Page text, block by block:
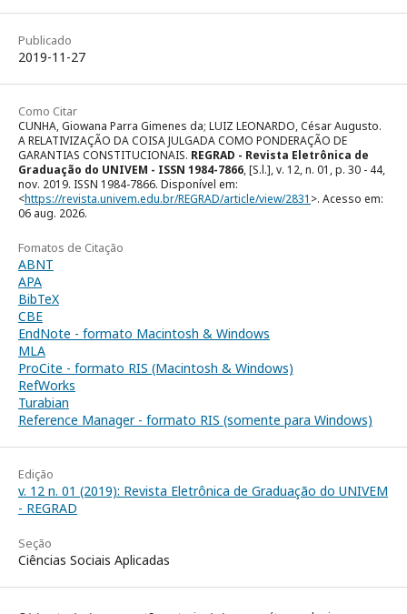
Publicado
2019-11-27
Como Citar
CUNHA, Giowana Parra Gimenes da; LUIZ LEONARDO, César Augusto.
A RELATIVIZAÇÃO DA COISA JULGADA COMO PONDERAÇÃO DE
GARANTIAS CONSTITUCIONAIS. REGRAD - Revista Eletrônica de
Graduação do UNIVEM - ISSN 1984-7866, [S.l.], v. 12, n. 01, p. 30 - 44,
nov. 2019. ISSN 1984-7866. Disponível em:
<https://revista.univem.edu.br/REGRAD/article/view/2831 >. Acesso em:
06 aug. 2026.
Fomatos de Citação
ABNT
APA
BibTeX
CBE
EndNote - formato Macintosh & Windows
MLA
ProCite - formato RIS (Macintosh & Windows)
RefWorks
Turabian
Reference Manager - formato RIS (somente para Windows)
Edição
v. 12 n. 01 (2019): Revista Eletrônica de Graduação do UNIVEM
- REGRAD
Seção
Ciências Sociais Aplicadas